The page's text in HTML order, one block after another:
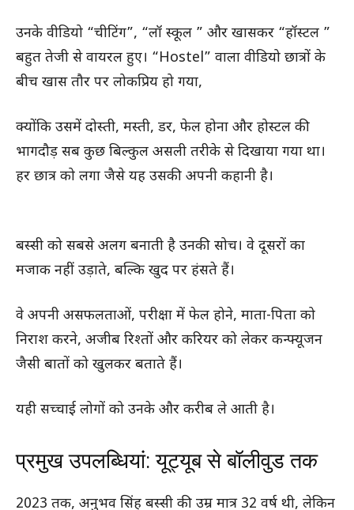
उनके वीडियो “चीटिंग”, “लॉ स्कूल ” और खासकर “हॉस्टल ”
बहुत तेजी से वायरल हुए। “Hostel” वाला वीडियो छात्रों के
बीच खास तौर पर लोकप्रिय हो गया,
क्योंकि उसमें दोस्ती, मस्ती, डर, फेल होना और होस्टल की
भागदौड़ सब कुछ बिल्कुल असली तरीके से दिखाया गया था।
हर छात्र को लगा जैसे यह उसकी अपनी कहानी है।
बस्सी को सबसे अलग बनाती है उनकी सोच। वे दूसरों का
मजाक नहीं उड़ाते, बल्कि खुद पर हंसते हैं।
वे अपनी असफलताओं, परीक्षा में फेल होने, माता-पिता को
निराश करने, अजीब रिश्तों और करियर को लेकर कन्फ्यूजन
जैसी बातों को खुलकर बताते हैं।
यही सच्चाई लोगों को उनके और करीब ले आती है।
प्रमुख उपलब्धियां: यूट्यूब से बॉलीवुड तक
2023 तक, अनुभव सिंह बस्सी की उम्र मात्र 32 वर्ष थी, लेकिन